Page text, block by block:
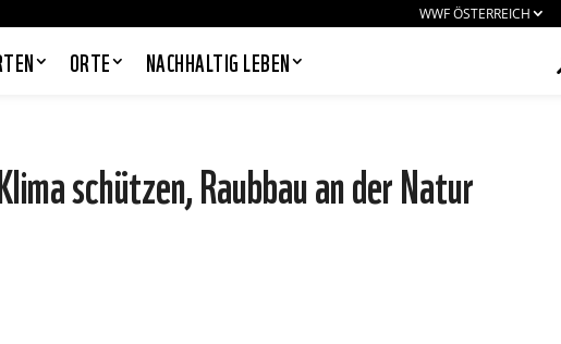
WWF ÖSTERREICH
ORTE NACHHALTIG LEBEN
schützen, Raubbau an der Natur